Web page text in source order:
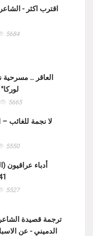
اقترب اكثر -
5684
العاقر .. مسرحية
5665
لا نجمة للغائب
5550
أدباء عراقيون
1941 -
5527
ترجمة قصيدة
الدميني - عن